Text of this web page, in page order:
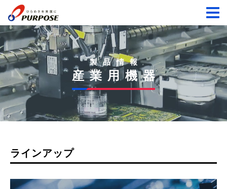
製品情報
産業用機器
ラインアップ